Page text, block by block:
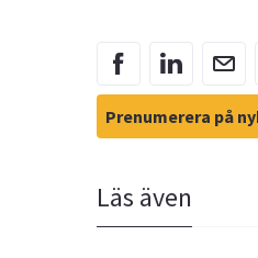
Prenumerera på
Läs även